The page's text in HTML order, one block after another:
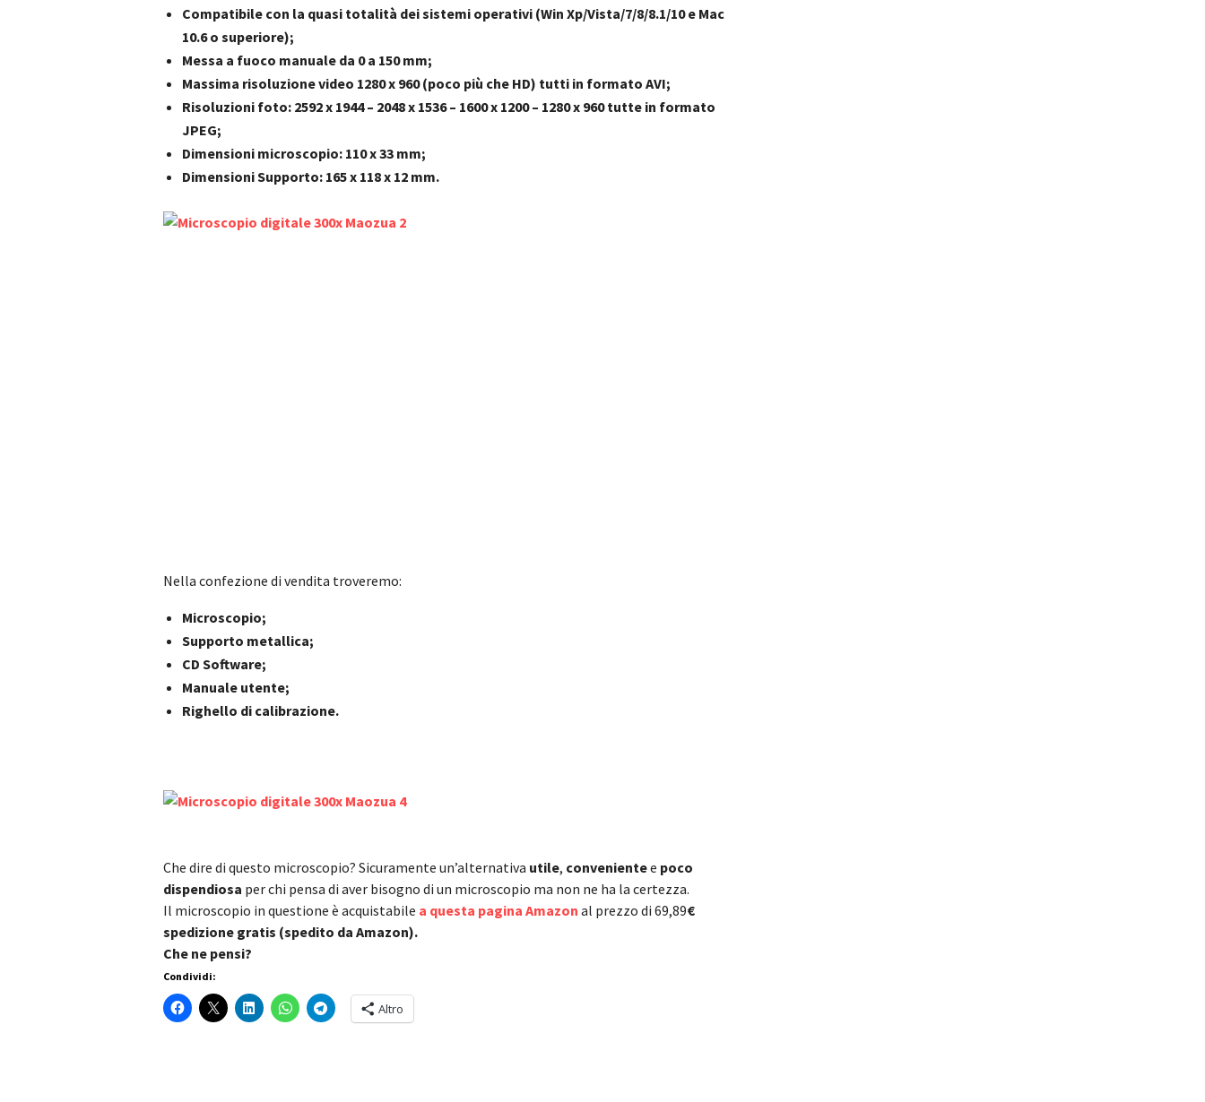
Compatibile con la quasi totalità dei sistemi operativi (Win Xp/Vista/7/8/8.1/10 e Mac
10.6 o superiore);
Messa a fuoco manuale da 0 a 150 mm;
Massima risoluzione video 1280 x 960 (poco più che HD) tutti in formato AVI;
Risoluzioni foto: 2592 x 1944 – 2048 x 1536 – 1600 x 1200 – 1280 x 960 tutte in formato
JPEG;
Dimensioni microscopio: 110 x 33 mm;
Dimensioni Supporto: 165 x 118 x 12 mm.
Nella confezione di vendita troveremo:
Microscopio;
Supporto metallica;
CD Software;
Manuale utente;
Righello di calibrazione.
Che dire di questo microscopio? Sicuramente un’alternativa utile, convenientee poco
dispendiosa per chi pensa di aver bisogno di un microscopio ma non ne ha la certezza.
Il microscopio in questione è acquistabile a questa pagina Amazon al prezzo di 69,89€
spedizione gratis (spedito da Amazon).
Che ne pensi?
Condividi:
Altro